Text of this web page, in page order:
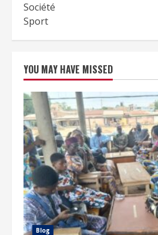
Société
Sport
YOU MAY HAVE MISSED
Blog